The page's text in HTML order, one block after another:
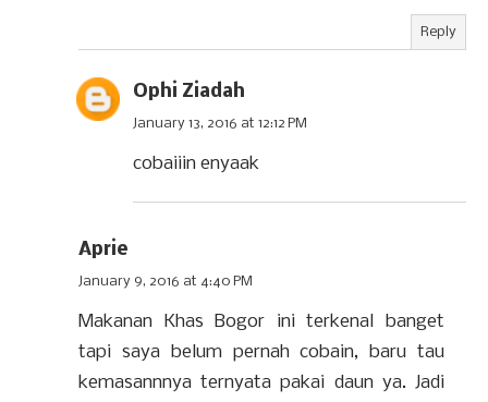
Reply
Ophi Ziadah
January 13, 2016 at 12:12 PM
cobaiiin enyaak
Aprie
January 9, 2016 at 4:40 PM
Makanan Khas Bogor ini terkenal banget
tapi saya belum pernah cobain, baru tau
kemasannnya ternyata pakai daun ya. Jadi